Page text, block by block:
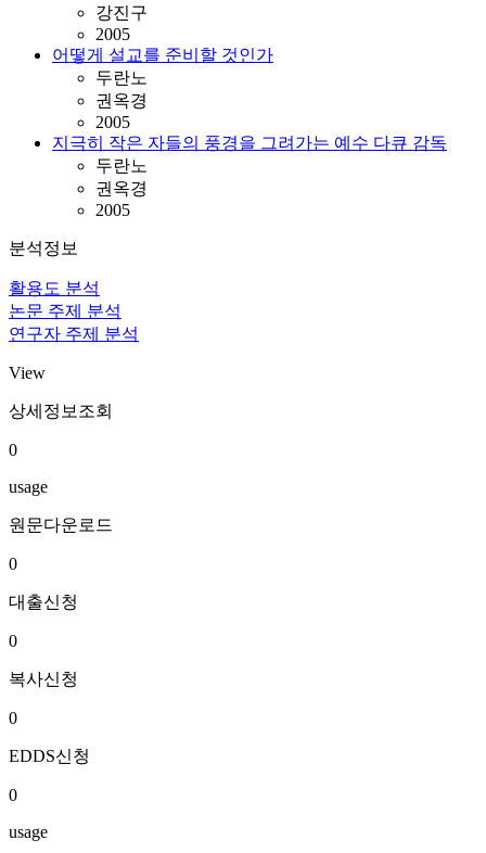
강진구
2005
어떻게 설교를 준비할 것인가
두란노
권옥경
2005
지극히 작은 자들의 풍경을 그려가는 예수 다큐 감독
두란노
권옥경
2005
분석정보
활용도 분석
논문 주제 분석
연구자 주제 분석
View
상세정보조회
0
usage
원문다운로드
0
대출신청
0
복사신청
0
EDDS신청
0
usage